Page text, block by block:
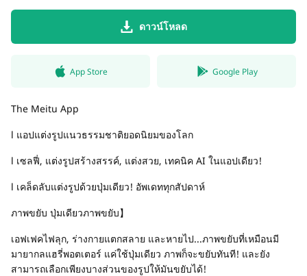
ดาวน์โหลด
App Store Google Play
The Meitu App
l แอปแต่งรูปแนวธรรมชาติยอดนิยมของโลก
l เซลฟี่, แต่งรูปสร้างสรรค์, แต่งสวย, เทคนิค AI ในแอปเดียว!
l เคล็ดลับแต่งรูปด้วยปุ่มเดียว! อัพเดททุกสัปดาห์
ภาพขยับ ปุ่มเดียวภาพขยับ】
เอฟเฟคไฟลุก, ร่างกายแตกสลาย และหายไป...ภาพขยับที่เหมือนมี
มายากลแฮรี่พอตเตอร์ แค่ใช้ปุ่มเดียว ภาพก็จะขยับทันที! และยัง
สามารถเลือกเพียงบางส่วนของรูปให้มันขยับได้!